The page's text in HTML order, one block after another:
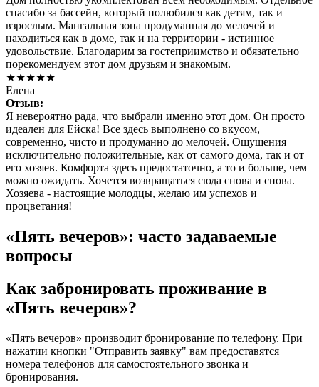
спасибо за бассейн, который полюбился как детям, так и
взрослым. Мангальная зона продуманная до мелочей и
находиться как в доме, так и на территории - истинное
удовольствие. Благодарим за гостеприимство и обязательно
порекомендуем этот дом друзьям и знакомым.
★★★★★
Елена
Отзыв:
Я невероятно рада, что выбрали именно этот дом. Он просто
идеален для Ейска! Все здесь выполнено со вкусом,
современно, чисто и продуманно до мелочей. Ощущения
исключительно положительные, как от самого дома, так и от
его хозяев. Комфорта здесь предостаточно, а то и больше, чем
можно ожидать. Хочется возвращаться сюда снова и снова.
Хозяева - настоящие молодцы, желаю им успехов и
процветания!
«Пять вечеров»: часто задаваемые
вопросы
Как забронировать проживание в
«Пять вечеров»?
«Пять вечеров» производит бронирование по телефону. При
нажатии кнопки "Отправить заявку" вам предоставятся
номера телефонов для самостоятельного звонка и
бронирования.